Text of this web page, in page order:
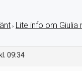
› Lite info om Giulia
09:34